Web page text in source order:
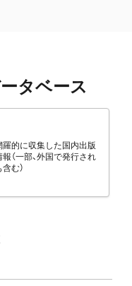
タベース
羅的に収集した国内出版
（一部、外国で発行され
む）